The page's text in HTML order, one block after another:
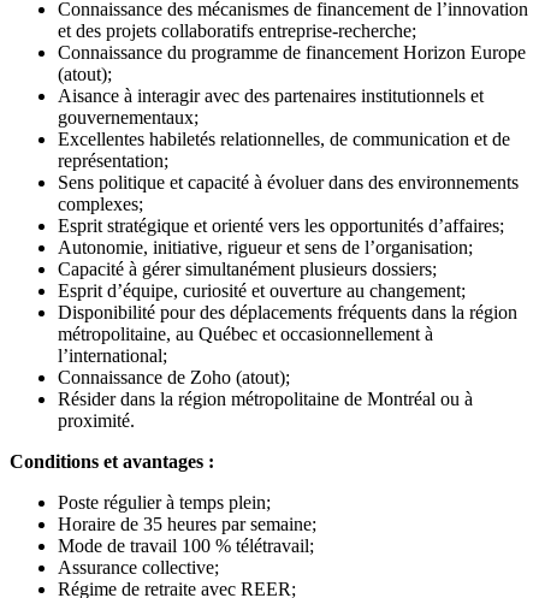
Connaissance des mécanismes de financement de l’innovation
et des projets collaboratifs entreprise-recherche;
Connaissance du programme de financement Horizon Europe
(atout);
Aisance à interagir avec des partenaires institutionnels et
gouvernementaux;
Excellentes habiletés relationnelles, de communication et de
représentation;
Sens politique et capacité à évoluer dans des environnements
complexes;
Esprit stratégique et orienté vers les opportunités d’affaires;
Autonomie, initiative, rigueur et sens de l’organisation;
Capacité à gérer simultanément plusieurs dossiers;
Esprit d’équipe, curiosité et ouverture au changement;
Disponibilité pour des déplacements fréquents dans la région
métropolitaine, au Québec et occasionnellement à
l’international;
Connaissance de Zoho (atout);
Résider dans la région métropolitaine de Montréal ou à
proximité.
Conditions et avantages :
Poste régulier à temps plein;
Horaire de 35 heures par semaine;
Mode de travail 100 % télétravail;
Assurance collective;
Régime de retraite avec REER;